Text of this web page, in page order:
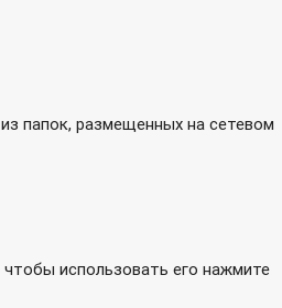
папок, размещенных на сетевом
чтобы использовать его нажмите